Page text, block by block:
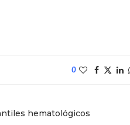
0
hematológicos